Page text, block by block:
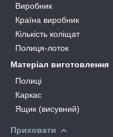
Виробник
Країна виробник
Кількість коліщат
Полиця-лоток
Матеріал виготовлення
Полиці
Каркас
Ящик (висувний)
Приховати